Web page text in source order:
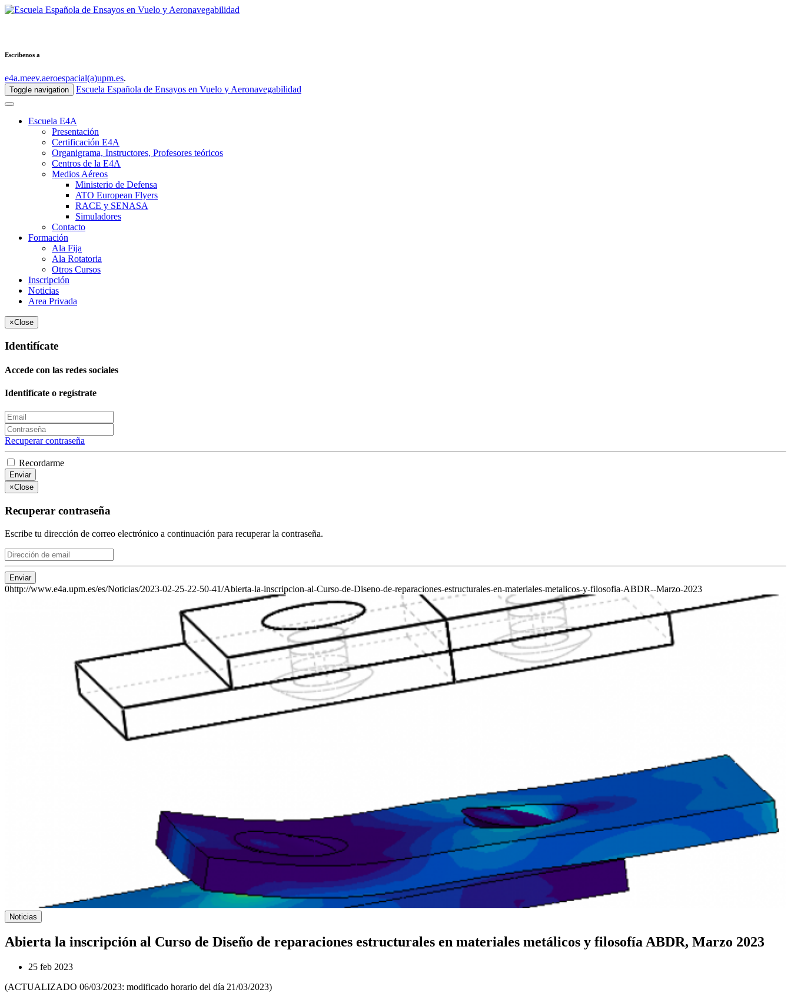
Escribenos a
e4a.meev.aeroespacial(a)upm.es.
Toggle navigation Escuela Española de Ensayos en Vuelo y Aeronavegabilidad
Escuela E4A
Presentación
Certificación E4A
Organigrama, Instructores, Profesores teóricos
Centros de la E4A
Medios Aéreos
Ministerio de Defensa
ATO European Flyers
RACE y SENASA
Simuladores
Contacto
Formación
Ala Fija
Ala Rotatoria
Otros Cursos
Inscripción
Noticias
Area Privada
×Close
Identifícate
Accede con las redes sociales
Identifícate o regístrate
Recuperar contraseña
Recordarme
Enviar
×Close
Recuperar contraseña
Escribe tu dirección de correo electrónico a continuación para recuperar la contraseña.
Enviar
0http://www.e4a.upm.es/es/Noticias/2023-02-25-22-50-41/Abierta-la-inscripcion-al-Curso-de-Diseno-de-reparaciones-estructurales-en-materiales-metalicos-y-filosofia-ABDR--Marzo-2023
Noticias
Abierta la inscripción al Curso de Diseño de reparaciones estructurales en materiales metálicos y filosofía ABDR, Marzo 2023
25 feb 2023
(ACTUALIZADO 06/03/2023: modificado horario del día 21/03/2023)